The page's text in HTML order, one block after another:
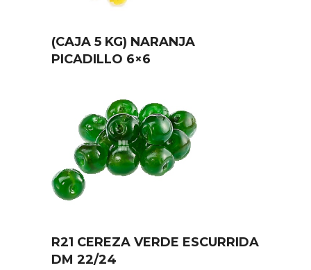
(CAJA 5 KG) NARANJA
PICADILLO 6×6
R21 CEREZA VERDE ESCURRIDA
DM 22/24